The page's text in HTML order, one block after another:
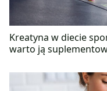
Kreatyna w diecie
warto ją